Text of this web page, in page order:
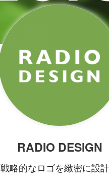
RADIO DESIGN
戦略的なロゴを緻密に設計